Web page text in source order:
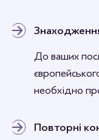
До ваших
необхідно
Повторні